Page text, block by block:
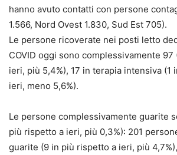
hanno avuto contatti con persone
1.566, Nord Ovest 1.830, Sud Est 705).
Le persone ricoverate nei posti letto
COVID oggi sono complessivamente
ieri, più 5,4%), 17 in terapia intensiva (1
ieri, meno 5,6%).
Le persone complessivamente guarite
più rispetto a ieri, più 0,3%): 201
guarite (9 in più rispetto a ieri, più